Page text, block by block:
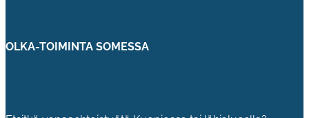
OLKA-TOIMINTA SOMESSA